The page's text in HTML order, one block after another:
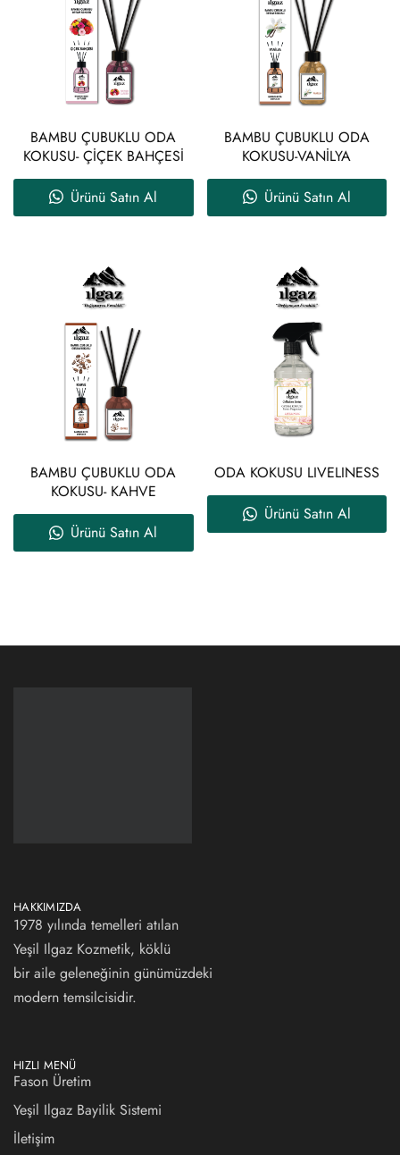
BAMBU ÇUBUKLU ODA
KOKUSU- ÇİÇEK BAHÇESİ
Ürünü Satın Al
BAMBU ÇUBUKLU ODA
KOKUSU-VANİLYA
Ürünü Satın Al
BAMBU ÇUBUKLU ODA
KOKUSU- KAHVE
Ürünü Satın Al
ODA KOKUSU LIVELINESS
Ürünü Satın Al
HAKKIMIZDA
1978 yılında temelleri atılan
Yeşil Ilgaz Kozmetik, köklü
bir aile geleneğinin günümüzdeki
modern temsilcisidir.
HIZLI MENÜ
Fason Üretim
Yeşil Ilgaz Bayilik Sistemi
İletişim